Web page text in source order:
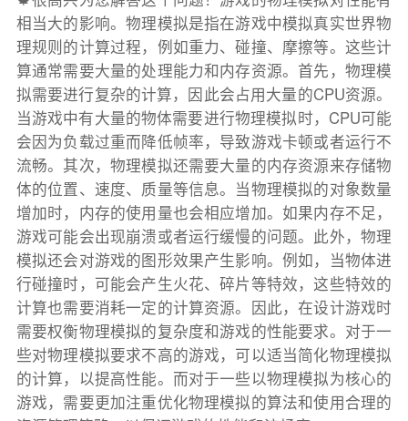
相当大的影响。物理模拟是指在游戏中模拟真实世界物
理规则的计算过程，例如重力、碰撞、摩擦等。这些计
算通常需要大量的处理能力和内存资源。首先，物理模
拟需要进行复杂的计算，因此会占用大量的CPU资源。
当游戏中有大量的物体需要进行物理模拟时，CPU可能
会因为负载过重而降低帧率，导致游戏卡顿或者运行不
流畅。其次，物理模拟还需要大量的内存资源来存储物
体的位置、速度、质量等信息。当物理模拟的对象数量
增加时，内存的使用量也会相应增加。如果内存不足，
游戏可能会出现崩溃或者运行缓慢的问题。此外，物理
模拟还会对游戏的图形效果产生影响。例如，当物体进
行碰撞时，可能会产生火花、碎片等特效，这些特效的
计算也需要消耗一定的计算资源。因此，在设计游戏时
需要权衡物理模拟的复杂度和游戏的性能要求。对于一
些对物理模拟要求不高的游戏，可以适当简化物理模拟
的计算，以提高性能。而对于一些以物理模拟为核心的
游戏，需要更加注重优化物理模拟的算法和使用合理的